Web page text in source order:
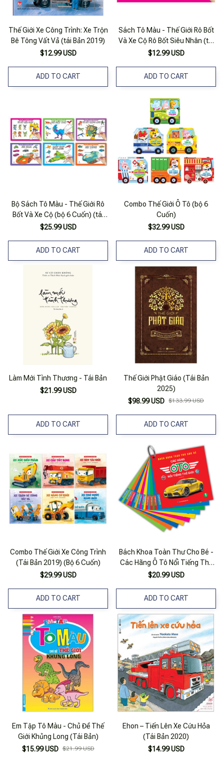
Thế Giới Xe Công Trình: Xe Trộn
Bê Tông Vất Vả (tái Bản 2019)
$12.99 USD
ADD TO CART
Sách Tô Màu - Thế Giới Rô Bốt
Và Xe Cộ Rô Bốt Siêu Nhân (tái
Bản 2019)
$12.99 USD
ADD TO CART
Bộ Sách Tô Màu - Thế Giới Rô
Bốt Và Xe Cộ (bộ 6 Cuốn) (tái
Bản 2022)
$25.99 USD
ADD TO CART
Combo Thế Giới Ô Tô (bộ 6
Cuốn)
$32.99 USD
ADD TO CART
Làm Mới Tình Thương - Tái Bản
$21.99 USD
ADD TO CART
Thế Giới Phật Giáo (Tái Bản
2025)
$98.99 USD $133.99 USD
ADD TO CART
Combo Thế Giới Xe Công Trình
(Tái Bản 2019) (Bộ 6 Cuốn)
$29.99 USD
ADD TO CART
Bách Khoa Toàn Thư Cho Bé -
Các Hãng Ô Tô Nổi Tiếng Thế
Giới (Bìa Mềm) - Tái Bản
$20.99 USD
ADD TO CART
Em Tập Tô Màu - Chủ Đề Thế
Giới Khủng Long (Tái Bản)
$15.99 USD $21.99 USD
Ehon – Tiến Lên Xe Cứu Hỏa
(Tái Bản 2020)
$14.99 USD